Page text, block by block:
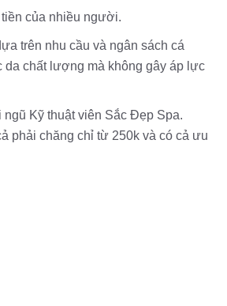
của nhiều người.
trên nhu cầu và ngân sách cá
da chất lượng mà không gây áp lực
Kỹ thuật viên Sắc Đẹp Spa.
phải chăng chỉ từ 250k và có cả ưu